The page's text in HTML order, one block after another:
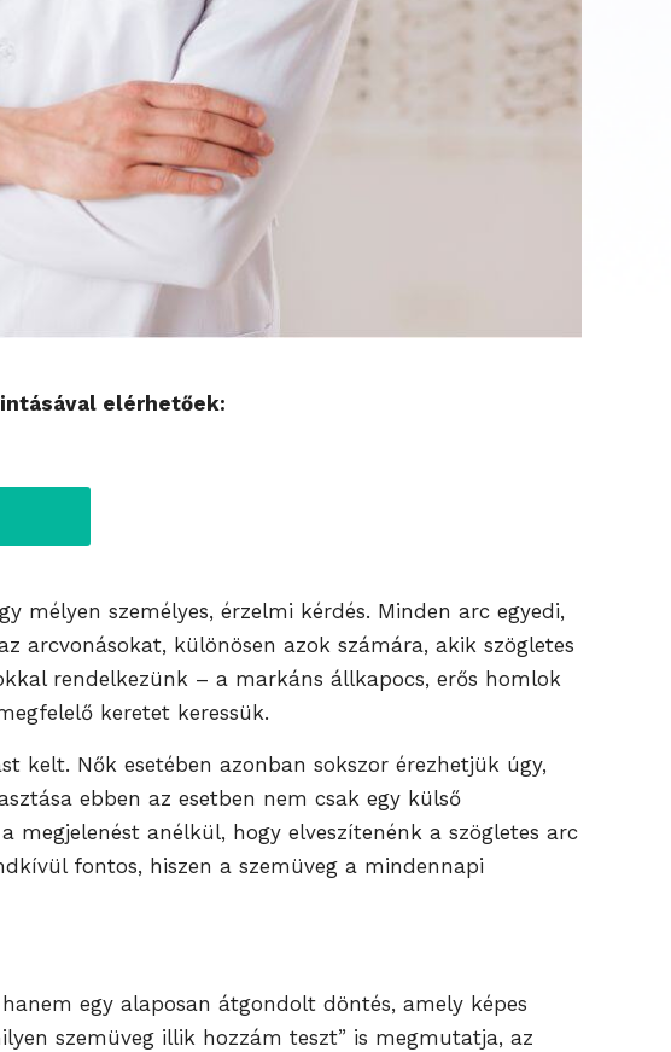
elérhetőek:
mélyen személyes, érzelmi kérdés. Minden arc egyedi,
arcvonásokat, különösen azok számára, akik szögletes
rendelkezünk – a markáns állkapocs, erős homlok
keretet keressük.
kelt. Nők esetében azonban sokszor érezhetjük úgy,
ebben az esetben nem csak egy külső
megjelenést anélkül, hogy elveszítenénk a szögletes arc
fontos, hiszen a szemüveg a mindennapi
egy alaposan átgondolt döntés, amely képes
szemüveg illik hozzám teszt” is megmutatja, az